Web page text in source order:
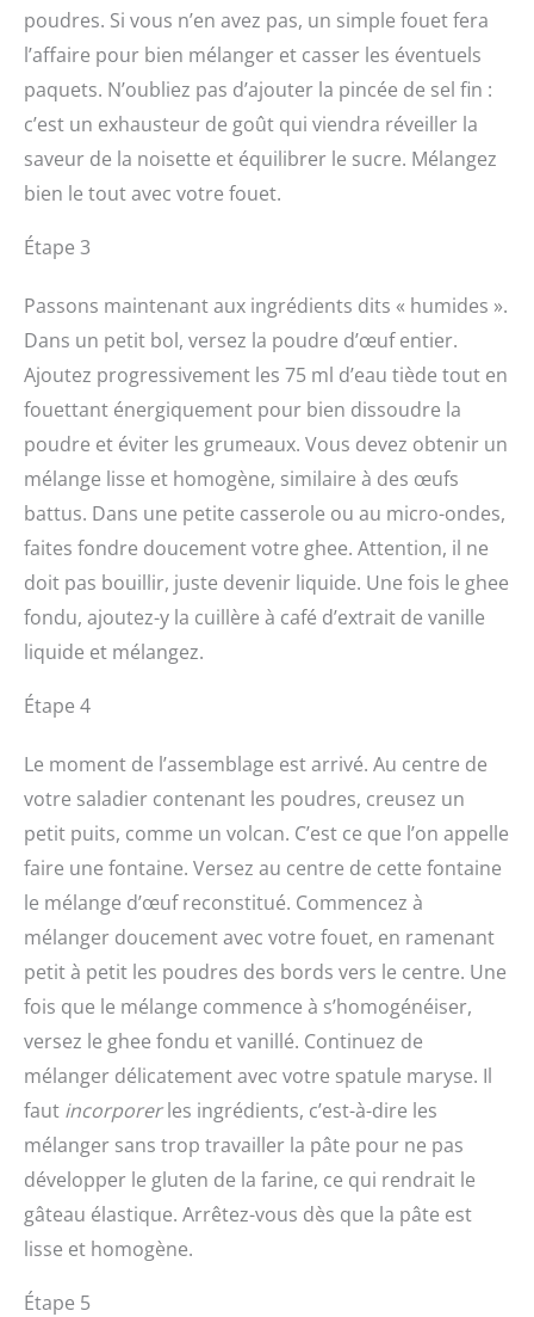
poudres. Si vous n’en avez pas, un simple fouet fera
l’affaire pour bien mélanger et casser les éventuels
paquets. N’oubliez pas d’ajouter la pincée de sel fin :
c’est un exhausteur de goût qui viendra réveiller la
saveur de la noisette et équilibrer le sucre. Mélangez
bien le tout avec votre fouet.
Étape 3
Passons maintenant aux ingrédients dits « humides ».
Dans un petit bol, versez la poudre d’œuf entier.
Ajoutez progressivement les 75 ml d’eau tiède tout en
fouettant énergiquement pour bien dissoudre la
poudre et éviter les grumeaux. Vous devez obtenir un
mélange lisse et homogène, similaire à des œufs
battus. Dans une petite casserole ou au micro-ondes,
faites fondre doucement votre ghee. Attention, il ne
doit pas bouillir, juste devenir liquide. Une fois le ghee
fondu, ajoutez-y la cuillère à café d’extrait de vanille
liquide et mélangez.
Étape 4
Le moment de l’assemblage est arrivé. Au centre de
votre saladier contenant les poudres, creusez un
petit puits, comme un volcan. C’est ce que l’on appelle
faire une fontaine. Versez au centre de cette fontaine
le mélange d’œuf reconstitué. Commencez à
mélanger doucement avec votre fouet, en ramenant
petit à petit les poudres des bords vers le centre. Une
fois que le mélange commence à s’homogénéiser,
versez le ghee fondu et vanillé. Continuez de
mélanger délicatement avec votre spatule maryse. Il
faut incorporerles ingrédients, c’est-à-dire les
mélanger sans trop travailler la pâte pour ne pas
développer le gluten de la farine, ce qui rendrait le
gâteau élastique. Arrêtez-vous dès que la pâte est
lisse et homogène.
Étape 5